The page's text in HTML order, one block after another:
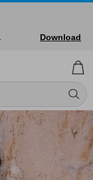
Download